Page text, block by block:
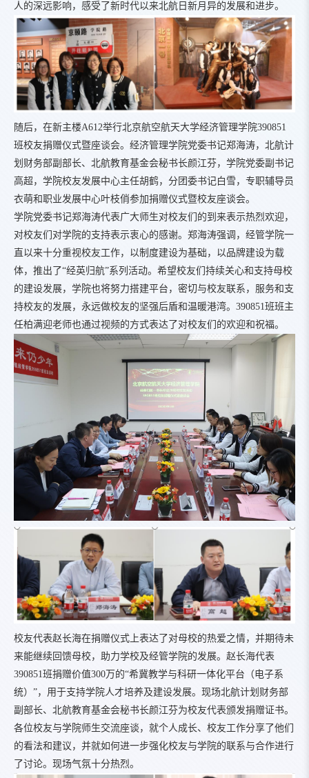
人的深远影响，感受了新时代以来北航日新月异的发展和进步。
随后，在新主楼A612举行北京航空航天大学经济管理学院390851
班校友捐赠仪式暨座谈会。经济管理学院党委书记郑海涛，北航计
划财务部副部长、北航教育基金会秘书长颜江芬，学院党委副书记
高超，学院校友发展中心主任胡鹤，分团委书记白雪，专职辅导员
衣萌和职业发展中心叶枝俏参加捐赠仪式暨校友座谈会。
学院党委书记郑海涛代表广大师生对校友们的到来表示热烈欢迎，
对校友们对学院的支持表示衷心的感谢。郑海涛强调，经管学院一
直以来十分重视校友工作，以制度建设为基础，以品牌建设为载
体，推出了“经英归航”系列活动。希望校友们持续关心和支持母校
的建设发展，学院也将努力搭建平台，密切与校友联系，服务和支
持校友的发展，永远做校友的坚强后盾和温暖港湾。390851班班主
任柏满迎老师也通过视频的方式表达了对校友们的欢迎和祝福。
校友代表赵长海在捐赠仪式上表达了对母校的热爱之情，并期待未
来能继续回馈母校，助力学校及经管学院的发展。赵长海代表
390851班捐赠价值300万的“希冀教学与科研一体化平台（电子系
统）”，用于支持学院人才培养及建设发展。现场北航计划财务部
副部长、北航教育基金会秘书长颜江芬为校友代表颁发捐赠证书。
各位校友与学院师生交流座谈，就个人成长、校友工作分享了他们
的看法和建议，并就如何进一步强化校友与学院的联系与合作进行
了讨论。现场气氛十分热烈。